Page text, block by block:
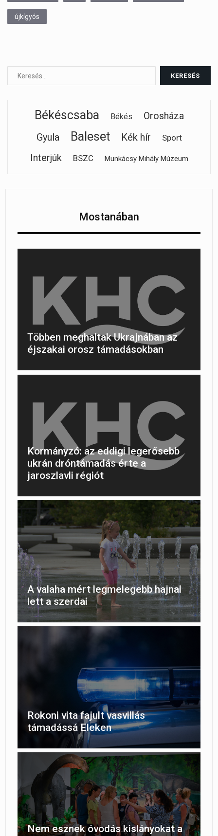
újkígyós
Békéscsaba Békés
Orosháza
Gyula
Baleset Kék hír Sport
Interjúk BSZC Munkácsy Mihály Múzeum
Mostanában
Többen meghaltak Ukrajnában az
éjszakai orosz támadásokban
Kormányzó: az eddigi legerősebb
ukrán dróntámadás érte a
jaroszlavli régiót
A valaha mért legmelegebb hajnal
lett a szerdai
Rokoni vita fajult vasvillás
támadássá Eleken
Nem esznek óvodás kislányokat a